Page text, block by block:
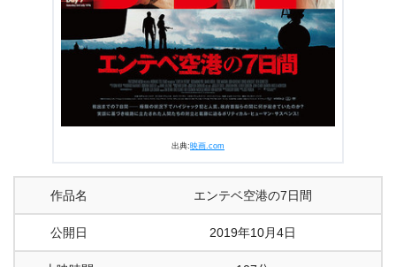
出典:映画.com
作品名 エンテベ空港の7日間
公開日 2019年10月4日